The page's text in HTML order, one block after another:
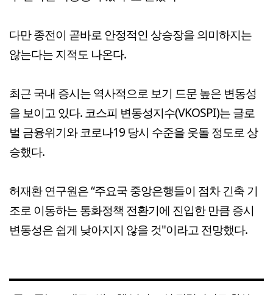
다만 종전이 곧바로 안정적인 상승장을 의미하지는
않는다는 지적도 나온다.
최근 국내 증시는 역사적으로 보기 드문 높은 변동성
을 보이고 있다. 코스피 변동성지수(VKOSPI)는 글로
벌 금융위기와 코로나19 당시 수준을 웃돌 정도로 상
승했다.
허재환 연구원은 “주요국 중앙은행들이 점차 긴축 기
조로 이동하는 통화정책 전환기에 진입한 만큼 증시
변동성은 쉽게 낮아지지 않을 것"이라고 전망했다.